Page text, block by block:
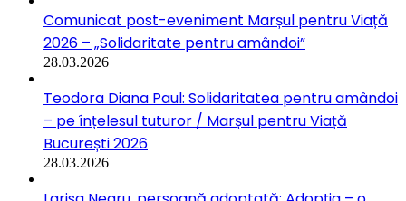
Comunicat post-eveniment Marșul pentru Viață
2026 – „Solidaritate pentru amândoi”
28.03.2026
Teodora Diana Paul: Solidaritatea pentru amândoi
– pe înțelesul tuturor / Marșul pentru Viață
București 2026
28.03.2026